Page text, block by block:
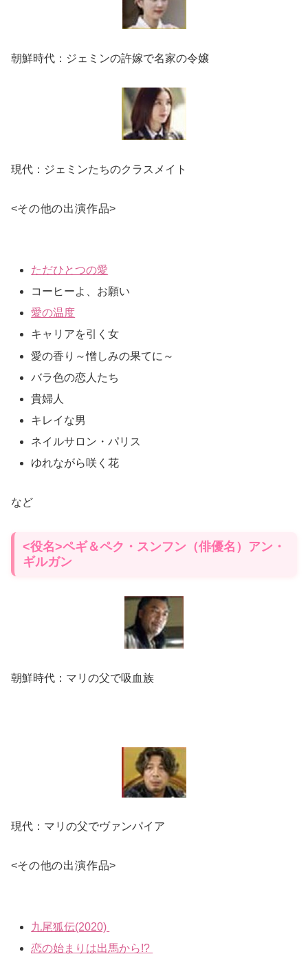
朝鮮時代：ジェミンの許嫁で名家の令嬢
現代：ジェミンたちのクラスメイト
<その他の出演作品>
ただひとつの愛
コーヒーよ、お願い
愛の温度
キャリアを引く女
愛の香り～憎しみの果てに～
バラ色の恋人たち
貴婦人
キレイな男
ネイルサロン・パリス
ゆれながら咲く花
など
<役名>ペギ＆ペク・スンフン（俳優名）アン・
ギルガン
朝鮮時代：マリの父で吸血族
現代：マリの父でヴァンパイア
<その他の出演作品>
九尾狐伝(2020)
恋の始まりは出馬から!?